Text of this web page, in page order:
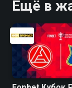
Ещё в